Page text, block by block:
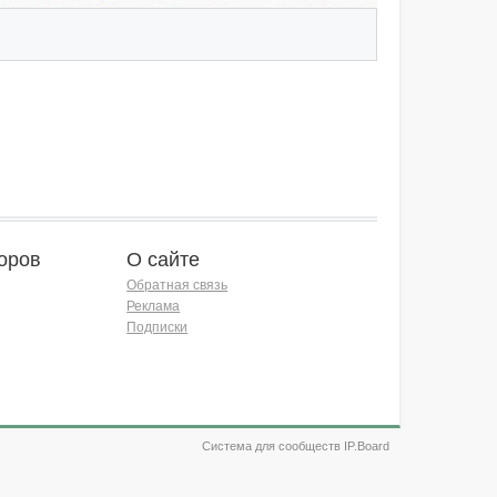
О сайте
Обратная связь
Реклама
Подписки
Система для сообществ IP.Board